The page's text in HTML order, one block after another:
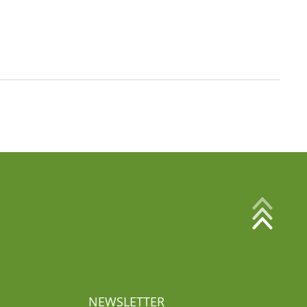
NEWSLETTER